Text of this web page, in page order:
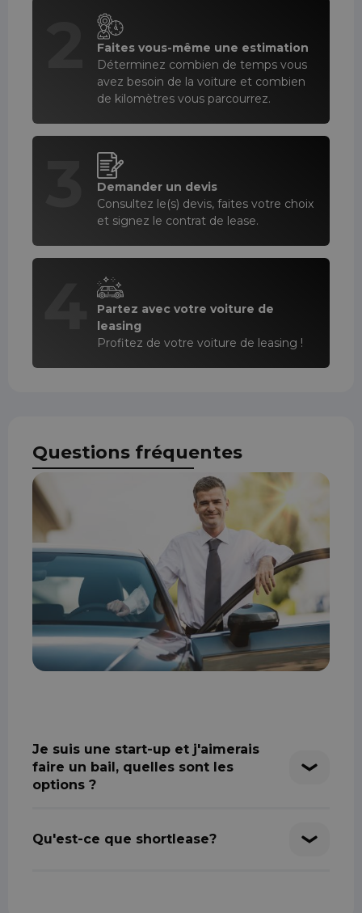
Faites vous-même une estimation
Déterminez combien de temps vous
avez besoin de la voiture et combien
de kilomètres vous parcourrez.
Demander un devis
Consultez le(s) devis, faites votre choix
et signez le contrat de lease.
Partez avec votre voiture de
leasing
Profitez de votre voiture de leasing !
Questions fréquentes
Je suis une start-up et j'aimerais
faire un bail, quelles sont les
options ?
Qu'est-ce que shortlease?